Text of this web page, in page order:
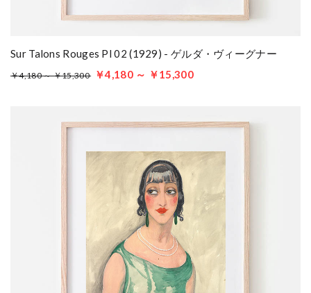
Sur Talons Rouges Pl 02 (1929) - ゲルダ・ヴィーグナー
￥4,180 ～ ￥15,300 ￥4,180 ～ ￥15,300